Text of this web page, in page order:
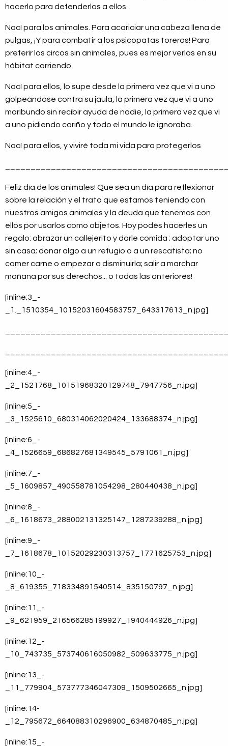
hacerlo para defenderlos a ellos.
Nací para los animales. Para acariciar una cabeza llena de
pulgas, ¡Y para combatir a los psicopatas toreros! Para
preferir los circos sin animales, pues es mejor verlos en su
hábitat corriendo.
Nací para ellos, lo supe desde la primera vez que vi a uno
golpeándose contra su jaula, la primera vez que vi a uno
moribundo sin recibir ayuda de nadie, la primera vez que vi
a uno pidiendo cariño y todo el mundo le ignoraba.
Nací para ellos, y viviré toda mi vida para protegerlos
Feliz día de los animales! Que sea un día para reflexionar
sobre la relación y el trato que estamos teniendo con
nuestros amigos animales y la deuda que tenemos con
ellos por usarlos como objetos. Hoy podés hacerles un
regalo: abrazar un callejerito y darle comida ; adoptar uno
sin casa; donar algo a un refugio o a un rescatista; no
comer carne o empezar a disminuirla; salir a marchar
mañana por sus derechos... o todas las anteriores!
[inline:3_-
_1._1510354_10152031604583757_643317613_n.jpg]
[inline:4_-
_2_1521768_10151968320129748_7947756_n.jpg]
[inline:5_-
_3_1525610_680314062020424_133688374_n.jpg]
[inline:6_-
_4_1526659_686827681349545_5791061_n.jpg]
[inline:7_-
_5_1609857_490558781054298_280440438_n.jpg]
[inline:8_-
_6_1618673_288002131325147_1287239288_n.jpg]
[inline:9_-
_7_1618678_10152029230313757_1771625753_n.jpg]
[inline:10_-
_8_619355_718334891540514_835150797_n.jpg]
[inline:11_-
_9_621959_216566285199927_1940444926_n.jpg]
[inline:12_-
_10_743735_573740616050982_509633775_n.jpg]
[inline:13_-
_11_779904_573777346047309_1509502665_n.jpg]
[inline:14-
_12_795672_664088310296900_634870485_n.jpg]
[inline:15_-